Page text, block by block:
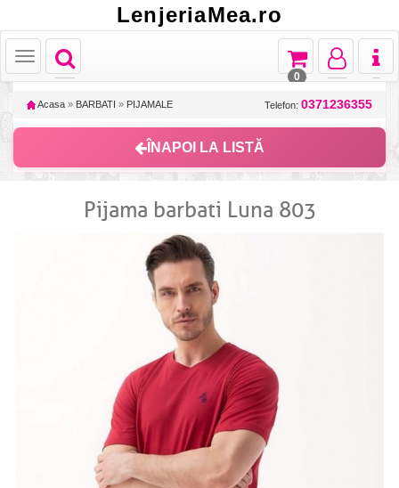
LenjeriaMea.ro
Toggle
navigation
Toggle
Toggle
navigation
Toggle
navigation
Toggle
navigation
0
Acasa » BARBATI » PIJAMALE Telefon: 0371236355
ÎNAPOI LA LISTĂ
Pijama barbati Luna 803